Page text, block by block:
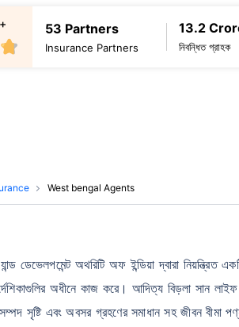
53 Partners
Insurance Partners
13.2
নিবন্ধিত গ্রাহক
West bengal Agents
ডেভেলপমেন্ট অথরিটি অফ ইন্ডিয়া দ্বারা নিয়ন্ত্রিত
অধীনে কাজ করে। আদিত্য বিড়লা সান
সৃষ্টি এবং অবসর গ্রহণের সমাধান সহ জীবন বীমা